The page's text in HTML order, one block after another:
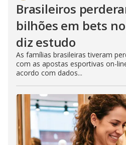
Brasileiros
bilhões em bets
diz estudo
As famílias brasileiras tiveram
com as apostas esportivas on-
acordo com dados...